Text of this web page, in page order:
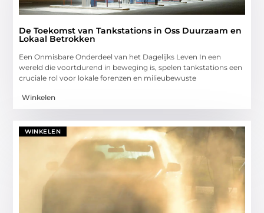
De Toekomst van Tankstations in Oss Duurzaam en
Lokaal Betrokken
Een Onmisbare Onderdeel van het Dagelijks Leven In een
wereld die voortdurend in beweging is, spelen tankstations een
cruciale rol voor lokale forenzen en milieubewuste
Winkelen
WINKELEN